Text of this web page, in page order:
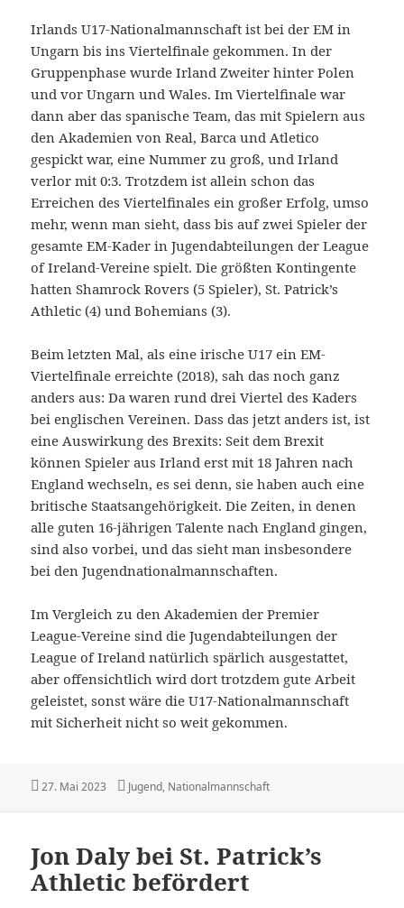
Irlands U17-Nationalmannschaft ist bei der EM in
Ungarn bis ins Viertelfinale gekommen. In der
Gruppenphase wurde Irland Zweiter hinter Polen
und vor Ungarn und Wales. Im Viertelfinale war
dann aber das spanische Team, das mit Spielern aus
den Akademien von Real, Barca und Atletico
gespickt war, eine Nummer zu groß, und Irland
verlor mit 0:3. Trotzdem ist allein schon das
Erreichen des Viertelfinales ein großer Erfolg, umso
mehr, wenn man sieht, dass bis auf zwei Spieler der
gesamte EM-Kader in Jugendabteilungen der League
of Ireland-Vereine spielt. Die größten Kontingente
hatten Shamrock Rovers (5 Spieler), St. Patrick’s
Athletic (4) und Bohemians (3).
Beim letzten Mal, als eine irische U17 ein EM-
Viertelfinale erreichte (2018), sah das noch ganz
anders aus: Da waren rund drei Viertel des Kaders
bei englischen Vereinen. Dass das jetzt anders ist, ist
eine Auswirkung des Brexits: Seit dem Brexit
können Spieler aus Irland erst mit 18 Jahren nach
England wechseln, es sei denn, sie haben auch eine
britische Staatsangehörigkeit. Die Zeiten, in denen
alle guten 16-jährigen Talente nach England gingen,
sind also vorbei, und das sieht man insbesondere
bei den Jugendnationalmannschaften.
Im Vergleich zu den Akademien der Premier
League-Vereine sind die Jugendabteilungen der
League of Ireland natürlich spärlich ausgestattet,
aber offensichtlich wird dort trotzdem gute Arbeit
geleistet, sonst wäre die U17-Nationalmannschaft
mit Sicherheit nicht so weit gekommen.
Veröffentlicht
27. Mai 2023 Kategorien
Jugend, Nationalmannschaft
Jon Daly bei St. Patrick’s
Athletic befördert